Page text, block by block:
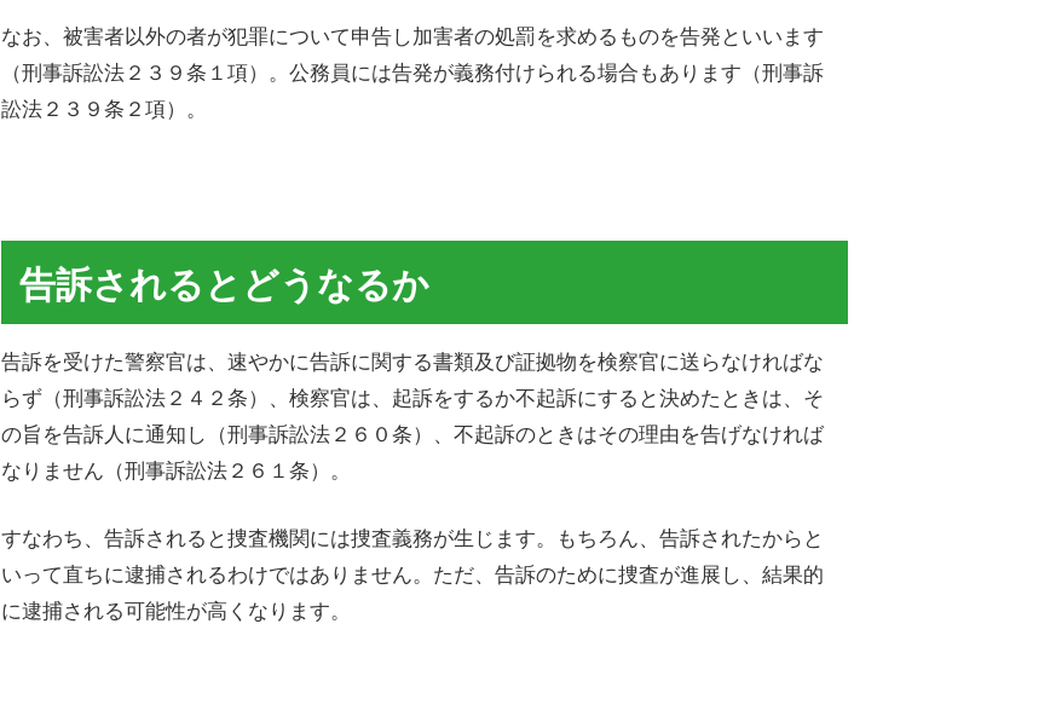
なお、被害者以外の者が犯罪について申告し加害者の処罰を求めるものを告発といいます
（刑事訴訟法２３９条１項）。公務員には告発が義務付けられる場合もあります（刑事訴
訟法２３９条２項）。
告訴されるとどうなるか
告訴を受けた警察官は、速やかに告訴に関する書類及び証拠物を検察官に送らなければな
らず（刑事訴訟法２４２条）、検察官は、起訴をするか不起訴にすると決めたときは、そ
の旨を告訴人に通知し（刑事訴訟法２６０条）、不起訴のときはその理由を告げなければ
なりません（刑事訴訟法２６１条）。
すなわち、告訴されると捜査機関には捜査義務が生じます。もちろん、告訴されたからと
いって直ちに逮捕されるわけではありません。ただ、告訴のために捜査が進展し、結果的
に逮捕される可能性が高くなります。